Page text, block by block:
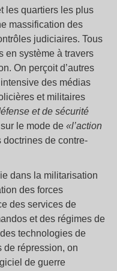
les quartiers les plus
massification des
judiciaires. Tous
en système à travers
On perçoit d’autres
des médias
et militaires
et de sécurité
le mode de «l’action
doctrines de contre-
dans la militarisation
des forces
des services de
et des régimes de
technologies de
de répression, on
de guerre